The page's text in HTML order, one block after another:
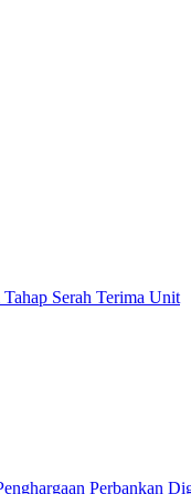
Serah Terima Unit
Perbankan